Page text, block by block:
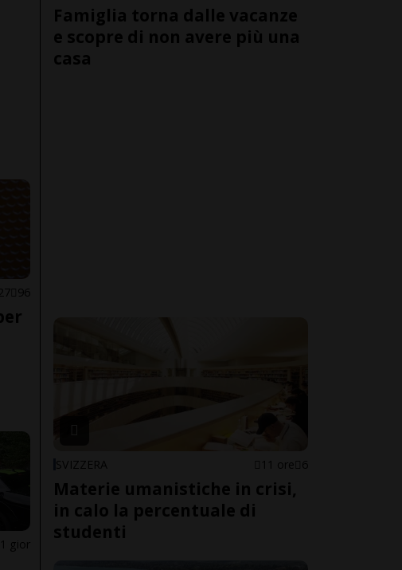
96
1 gior
Famiglia torna dalle vacanze
e scopre di non avere più una
casa
SVIZZERA 11 ore 6
Materie umanistiche in crisi,
in calo la percentuale di
studenti